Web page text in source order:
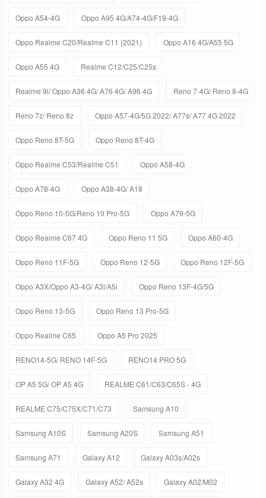
Oppo A54-4G Oppo A95 4G/A74-4G/F19-4G
Oppo Realme C20/Realme C11 (2021) Oppo A16 4G/A55 5G
Oppo A55 4G Realme C12/C25/C25s
Realme 9i/ Oppo A36 4G/ A76 4G/ A96 4G Reno 7-4G/ Reno 8-4G
Reno 7z/ Reno 8z Oppo A57-4G/5G 2022/ A77s/ A77 4G 2022
Oppo Reno 8T-5G Oppo Reno 8T-4G
Oppo Realme C53/Realme C51 Oppo A58-4G
Oppo A78-4G Oppo A38-4G/ A18
Oppo Reno 10-5G/Reno 10 Pro-5G Oppo A79-5G
Oppo Realme C67 4G Oppo Reno 11 5G Oppo A60-4G
Oppo Reno 11F-5G Oppo Reno 12-5G Oppo Reno 12F-5G
Oppo A3X/Oppo A3-4G/ A3i/A5i Oppo Reno 13F-4G/5G
Oppo Reno 13-5G Oppo Reno 13 Pro-5G
Oppo Realme C65 Oppo A5 Pro 2025
RENO14-5G/ RENO 14F-5G RENO14 PRO 5G
OP A5 5G/ OP A5 4G REALME C61/C63/C65S - 4G
REALME C75/C75X/C71/C73 Samsung A10
Samsung A10S Samsung A20S Samsung A51
Samsung A71 Galaxy A12 Galaxy A03s/A02s
Galaxy A32 4G Galaxy A52/ A52s Galaxy A02/M02